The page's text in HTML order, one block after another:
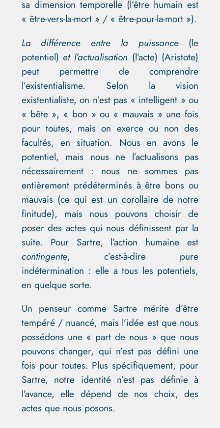
sa dimension temporelle (l’être humain est
« être-vers-la-mort » / « être-pour-la-mort »).
La différence entre la puissance(le
potentiel) et l’actualisation (l’acte) (Aristote)
peut permettre de comprendre
l’existentialisme. Selon la vision
existentialiste, on n’est pas « intelligent » ou
« bête », « bon » ou « mauvais » une fois
pour toutes, mais on exerce ou non des
facultés, en situation. Nous en avons le
potentiel, mais nous ne l’actualisons pas
nécessairement : nous ne sommes pas
entièrement prédéterminés à être bons ou
mauvais (ce qui est un corollaire de notre
finitude), mais nous pouvons choisir de
poser des actes qui nous définissent par la
suite. Pour Sartre, l’action humaine est
contingente, c’est-à-dire pure
indétermination : elle a tous les potentiels,
en quelque sorte.
Un penseur comme Sartre mérite d’être
tempéré / nuancé, mais l’idée est que nous
possédons une « part de nous » que nous
pouvons changer, qui n’est pas défini une
fois pour toutes. Plus spécifiquement, pour
Sartre, notre identité n’est pas définie à
l’avance, elle dépend de nos choix, des
actes que nous posons.